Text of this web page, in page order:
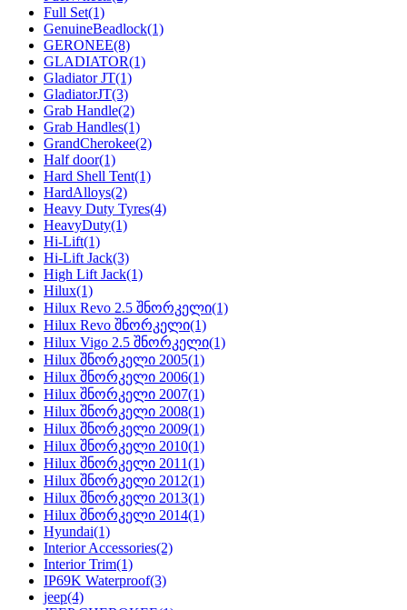
Full Set(1)
GenuineBeadlock(1)
GERONEE(8)
GLADIATOR(1)
Gladiator JT(1)
GladiatorJT(3)
Grab Handle(2)
Grab Handles(1)
GrandCherokee(2)
Half door(1)
Hard Shell Tent(1)
HardAlloys(2)
Heavy Duty Tyres(4)
HeavyDuty(1)
Hi-Lift(1)
Hi-Lift Jack(3)
High Lift Jack(1)
Hilux(1)
Hilux Revo 2.5 შნორკელი(1)
Hilux Revo შნორკელი(1)
Hilux Vigo 2.5 შნორკელი(1)
Hilux შნორკელი 2005(1)
Hilux შნორკელი 2006(1)
Hilux შნორკელი 2007(1)
Hilux შნორკელი 2008(1)
Hilux შნორკელი 2009(1)
Hilux შნორკელი 2010(1)
Hilux შნორკელი 2011(1)
Hilux შნორკელი 2012(1)
Hilux შნორკელი 2013(1)
Hilux შნორკელი 2014(1)
Hyundai(1)
Interior Accessories(2)
Interior Trim(1)
IP69K Waterproof(3)
jeep(4)